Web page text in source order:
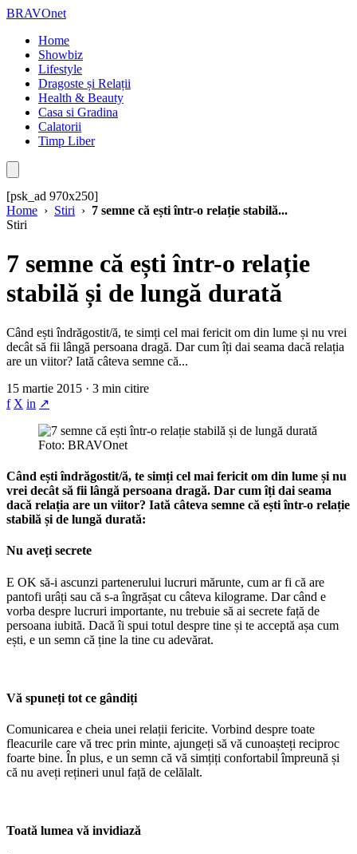
BRAVOnet
Home
Showbiz
Lifestyle
Dragoste și Relații
Health & Beauty
Casa si Gradina
Calatorii
Timp Liber
[psk_ad 970x250]
Home › Stiri › 7 semne că ești într-o relație stabilă...
Stiri
7 semne că ești într-o relație
stabilă și de lungă durată
Când ești îndrăgostit/ă, te simți cel mai fericit om din lume și nu vrei
decât să fii lângă persoana dragă. Dar cum îți dai seama dacă relația
are un viitor? Iată câteva semne că...
15 martie 2015 · 3 min citire
f X in ↗
Foto: BRAVOnet
Când ești îndrăgostit/ă, te simți cel mai fericit om din lume și nu
vrei decât să fii lângă persoana dragă. Dar cum îți dai seama
dacă relația are un viitor? Iată câteva semne că ești într-o relație
stabilă și de lungă durată:
Nu aveți secrete
E OK să-i ascunzi partenerului lucruri mărunte, cum ar fi că are
pantofi urâți sau că s-a îngrășat cu câteva kilograme. Dar când e
vorba despre lucruri importante, nu trebuie să ai secrete față de
persoana iubită. Dacă îi spui totul despre tine și te acceptă așa cum
ești, e un semn că ține la tine cu adevărat.
Vă spuneți tot ce gândiți
Comunicarea e cheia unei relații fericite. Vorbind despre toate
fleacurile care vă trec prin minte, ajungeți să vă cunoașteți reciproc
foarte bine. În plus, e un semn că vă simțiți confortabil împreună și
că nu aveți rețineri unul față de celălalt.
Toată lumea vă invidiază